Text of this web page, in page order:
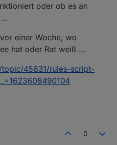
oder ob es an
einer Woche, wo
hat oder Rat weiß ...
45631/rules-script-
0